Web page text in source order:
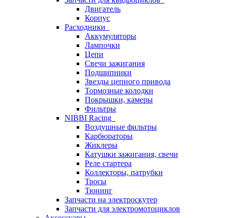
Двигатель
Корпус
Расходники
Аккумуляторы
Лампочки
Цепи
Свечи зажигания
Подшипники
Звезды цепного привода
Тормозные колодки
Покрышки, камеры
Фильтры
NIBBI Racing
Воздушные фильтры
Карбюраторы
Жиклеры
Катушки зажигания, свечи
Реле стартера
Коллекторы, патрубки
Тросы
Тюнинг
Запчасти на электроскутер
Запчасти для электромотоциклов